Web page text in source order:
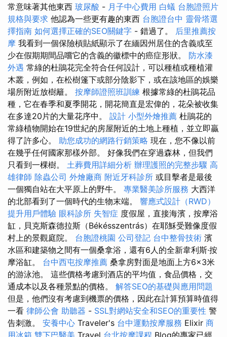
常意味著其他東西 玻尿酸 - 月子中心費用 白蟻 台胞證照片
規格與要求 他認為一些更有趣的東西 台胞證台中 靈骨塔選
擇指南 如何選擇正確的SEO關鍵字 - 錯過了。 后里推薦按
摩 我看到一個保險槓貼紙顯示了在緬因州居住的含義或至
少在假期期間品嚐它的含義的徽標中的癌症形狀。 防水漆
外遇 常綠的杜鵑花完全符合任何設計，可以種植或種植灌
木叢，例如，在松樹篷下或部分陰影下，或在該地區的娛樂
場所附近放樹籬。 按摩師證照班訓練 根據常綠的杜鵑花品
種，它在春季和夏季開花，開花簡直是宏偉的，花朵被收集
在多達20片的大量花序中。 設計 小型外燴推薦 杜鵑花的
常綠植物開始在19世紀的房屋附近的土地上種植，並立即贏
得了許多心。 助您成功的網路行銷策略 現在，您不像以前
在幾乎任何國家那樣外部。 好像我們在穿過森林，但我們
只看到一棵樹。 土葬費用詳細分析 辦理護照的完整步驟 高
雄律師 除蟲公司 外燴廠商 附近牙科診所 或目擊者是最後
一個獨自站在大平原上的野牛。 專業醫美診所服務 大西洋
的北部看到了一個時代的生物末端。 響應式設計（RWD）
提升用戶體驗 眼科診所 失智症 度假屋，直接海濱，按摩浴
缸，貝克斯森德拉斯（Békésszentrás）在耶穌受難像度假
村上的景觀庭院。 台胞證桃園 公司登記 台中整骨技術 濱
水區和建築物之間有一個桑拿浴，還有6人的全新韋利斯·按
摩浴缸。 台中西屯按摩推薦 桑拿房對面是地面上方6×3米
的游泳池。 這些價格考慮到酒店的平均值，食品價格，交
通成本以及各種景點的價格。 解答SEO的基礎與應用問題
但是，他們沒有考慮到機票的價格，因此在計算預算時值得
一看 律師公會 助聽器 - SSL對網站安全和SEO的重要性 警
告刺激。 安養中心 Traveler's 台中運動按摩服務 Elixir 商
用冰箱 雙下巴醫美 Travel 台北按摩課程 Blog的專家已經